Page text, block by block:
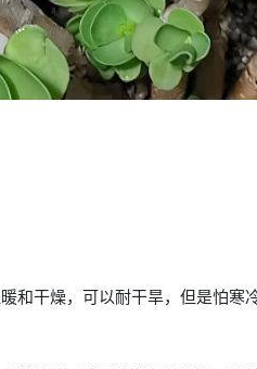
和干燥，可以耐干旱，但是怕寒